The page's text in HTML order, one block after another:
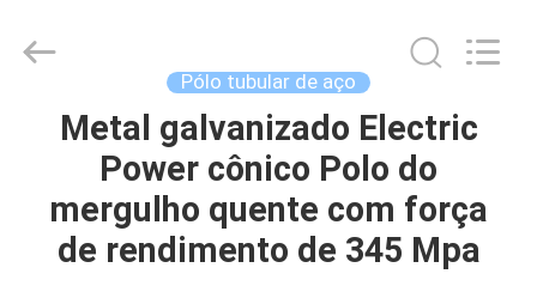
CASA
PRODUTOS
Pólo tubular de aço
Metal galvanizado Electric
Power cônico Polo do
mergulho quente com força
de rendimento de 345 Mpa